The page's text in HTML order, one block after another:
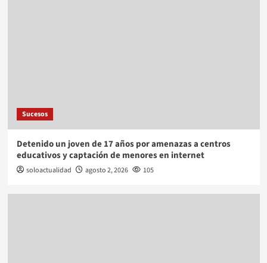
Sucesos
Detenido un joven de 17 años por amenazas a centros
educativos y captación de menores en internet
soloactualidad agosto 2, 2026 105